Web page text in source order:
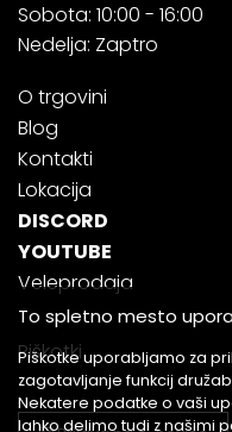
Sobota: 10:00 - 16:00
Nedelja: Zaptro
O trgovini
Blog
Kontakti
Lokacija
DISCORD
YOUTUBE
Veleprodaja
Piškotki
To spletno mesto
Piškotke uporabljamo za
zagotavljanje funkcij
Nekatere podatke o vaši
lahko delimo tudi z našimi